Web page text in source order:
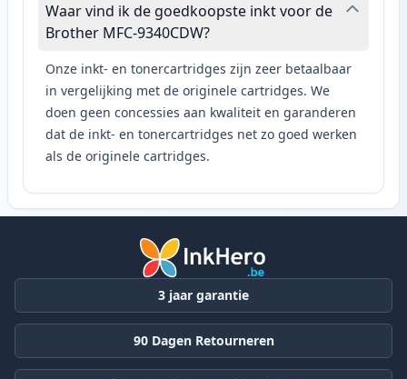
Waar vind ik de goedkoopste inkt voor de
Brother MFC-9340CDW?
Onze inkt- en tonercartridges zijn zeer betaalbaar
in vergelijking met de originele cartridges. We
doen geen concessies aan kwaliteit en garanderen
dat de inkt- en tonercartridges net zo goed werken
als de originele cartridges.
3 jaar garantie
90 Dagen Retourneren